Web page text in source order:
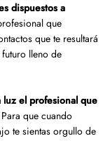
dispuestos a
que
que te resultará
lleno de
luz el profesional que
que cuando
te sientas orgullo de